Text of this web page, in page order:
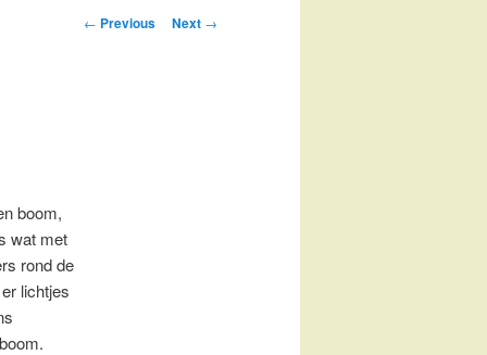
Post
← Previous Next →
boom,
wat met
rond de
lichtjes